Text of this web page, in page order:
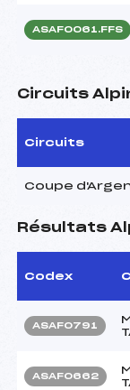
ASAF0061.FFS
Circuits
Circuits
Coupe
Résultats
Codex
ASAF0791
ASAF0662